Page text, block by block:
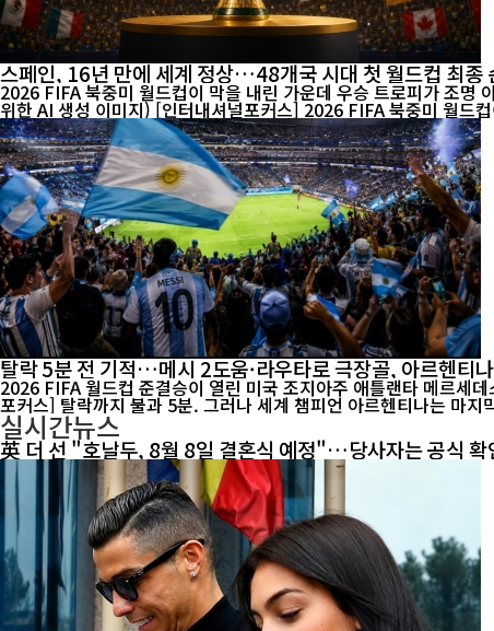
스페인, 16년 만에 세계 정상…48개국 시대 첫 월드컵 최종
2026 FIFA 북중미 월드컵이 막을 내린 가운데 우승 트로피가 조명
위한 AI 생성 이미지) [인터내셔널포커스] 2026 FIFA 북중미
탈락 5분 전 기적…메시 2도움·라우타로 극장골, 아르헨티
2026 FIFA 월드컵 준결승이 열린 미국 조지아주 애틀랜타 메르세데스-
포커스] 탈락까지 불과 5분. 그러나 세계 챔피언 아르헨티나는 마지
실시간뉴스
英 더 선 "호날두, 8월 8일 결혼식 예정"…당사자는 공식 확